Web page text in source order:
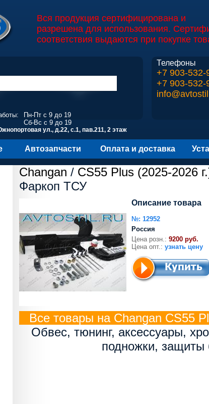
Вся продукция сертифицирована и
разрешена для использования.
соответствия выдаются при покупке
Телефоны
+7 903-532-
+7 903-532-
Пн-Пт с 9 до 19
Сб-Вс с 9 до 19
ул., д.22, с.1, пав.211, 2 этаж
Автозапчасти Оплата и доставка
Changan / CS55 Plus (2025-2026
Фаркоп ТСУ
Описание товара
№: 12952
Россия
Цена розн.: 9200 руб.
Цена опт.: узнать цену
Все товары на Changan CS55
Обвес, тюнинг, аксессуары,
подножки, защиты